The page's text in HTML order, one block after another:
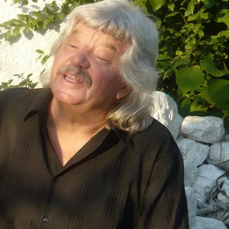
B2B Portal